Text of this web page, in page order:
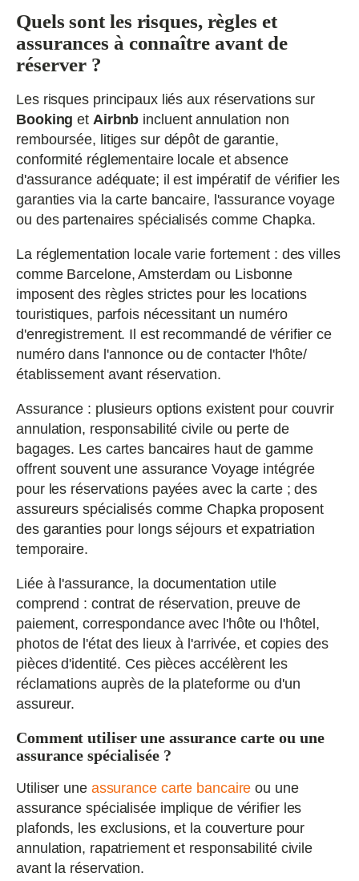
Quels sont les risques, règles et
assurances à connaître avant de
réserver ?
Les risques principaux liés aux réservations sur
Booking et Airbnb incluent annulation non
remboursée, litiges sur dépôt de garantie,
conformité réglementaire locale et absence
d'assurance adéquate; il est impératif de vérifier les
garanties via la carte bancaire, l'assurance voyage
ou des partenaires spécialisés comme Chapka.
La réglementation locale varie fortement : des villes
comme Barcelone, Amsterdam ou Lisbonne
imposent des règles strictes pour les locations
touristiques, parfois nécessitant un numéro
d'enregistrement. Il est recommandé de vérifier ce
numéro dans l'annonce ou de contacter l'hôte/
établissement avant réservation.
Assurance : plusieurs options existent pour couvrir
annulation, responsabilité civile ou perte de
bagages. Les cartes bancaires haut de gamme
offrent souvent une assurance Voyage intégrée
pour les réservations payées avec la carte ; des
assureurs spécialisés comme Chapka proposent
des garanties pour longs séjours et expatriation
temporaire.
Liée à l'assurance, la documentation utile
comprend : contrat de réservation, preuve de
paiement, correspondance avec l'hôte ou l'hôtel,
photos de l'état des lieux à l'arrivée, et copies des
pièces d'identité. Ces pièces accélèrent les
réclamations auprès de la plateforme ou d'un
assureur.
Comment utiliser une assurance carte ou une
assurance spécialisée ?
Utiliser une assurance carte bancaire ou une
assurance spécialisée implique de vérifier les
plafonds, les exclusions, et la couverture pour
annulation, rapatriement et responsabilité civile
avant la réservation.